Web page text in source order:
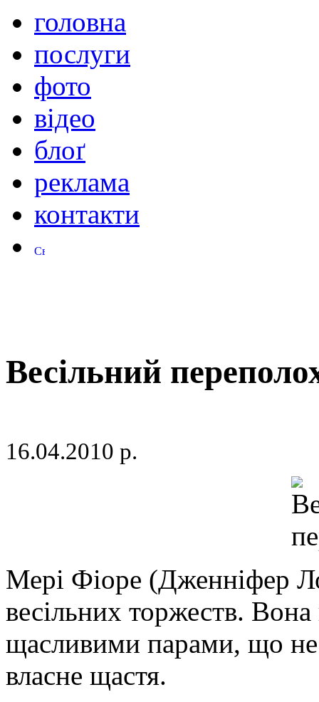
головна
послуги
фото
відео
блоґ
реклама
контакти
Весільний
16.04.2010 р.
Мері Фіоре (Дженніфер
весільних торжеств. Вона
щасливими парами, що не
власне щастя.